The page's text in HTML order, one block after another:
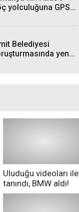
yolculuğuna GPS
Belediyesi
yeni
Uluduğu videoları ile
tanındı, BMW aldı!